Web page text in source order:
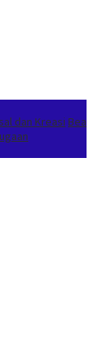
dan Kreasi Bea